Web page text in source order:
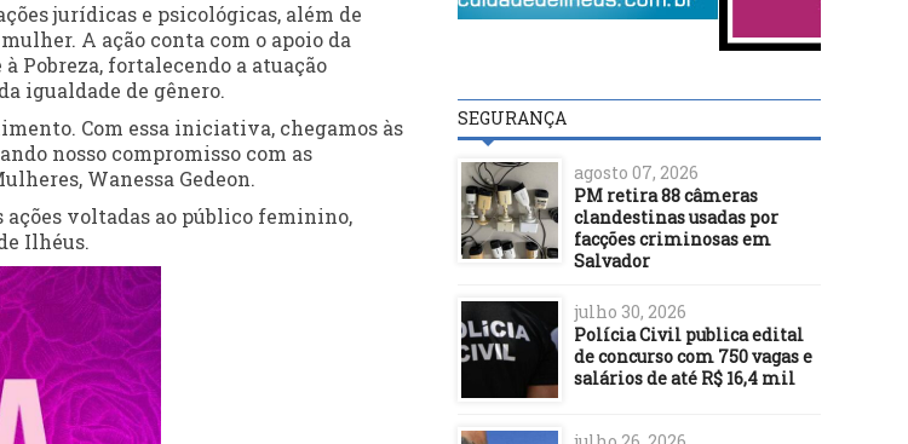
jurídicas e psicológicas, além de
A ação conta com o apoio da
Pobreza, fortalecendo a atuação
igualdade de gênero.
Com essa iniciativa, chegamos às
nosso compromisso com as
Wanessa Gedeon.
ações voltadas ao público feminino,
Ilhéus.
SEGURANÇA
agosto 07, 2026
PM retira 88 câmeras
clandestinas usadas por
facções criminosas em
Salvador
julho 30, 2026
Polícia Civil publica edital
de concurso com 750 vagas e
salários de até R$ 16,4 mil